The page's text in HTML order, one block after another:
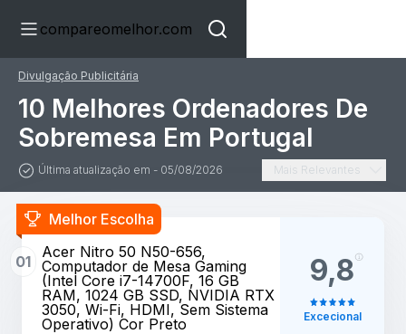
compareomelhor.com
Divulgação Publicitária
10 Melhores Ordenadores De
Sobremesa Em Portugal
Última atualização em - 05/08/2026 Mais Relevantes
Melhor Escolha
01
Acer Nitro 50 N50-656,
Computador de Mesa Gaming
(Intel Core i7-14700F, 16 GB
RAM, 1024 GB SSD, NVIDIA RTX
3050, Wi-Fi, HDMI, Sem Sistema
Operativo) Cor Preto
9,8
Excecional